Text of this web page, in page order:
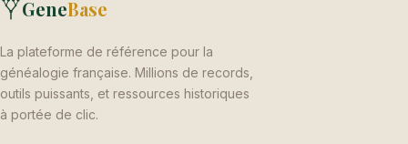
GeneBase
La plateforme de référence pour la
généalogie française. Millions de records,
outils puissants, et ressources historiques
à portée de clic.